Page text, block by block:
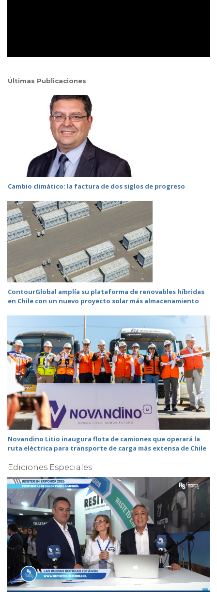
Últimas Publicaciones
Cambio climático: la factura de dos siglos de progreso
ContourGlobal amplía su plataforma de renovables híbridas
en Chile con un nuevo proyecto solar más almacenamiento
Novandino Litio inaugura flota de camiones que operará la
ruta eléctrica para transporte de carga más extensa de Chile
Ediciones Especiales